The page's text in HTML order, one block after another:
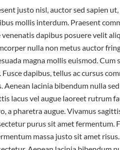
justo nisl, auctor sed sapien
mollis interdum. Praesent
venenatis dapibus posuere velit
nulla non metus auctor
magna mollis euismod.
Fusce dapibus, tellus ac cursus
Aenean lacinia bibendum nulla
lacus vel augue laoreet rutrum
a pharetra augue. Vivamus
purus sit amet fermentum.
massa justo sit amet